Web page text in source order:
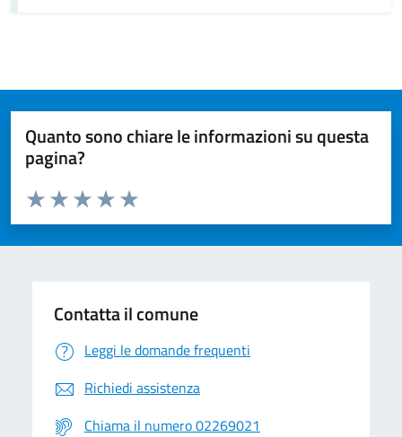
Quanto sono chiare le informazioni su questa
pagina?
Valuta da 1 a 5 stelle la pagina
Valuta 5 stelle su 5
Valuta 4 stelle su 5
Valuta 3 stelle su 5
Valuta 2 stelle su 5
Valuta 1 stelle su 5
Contatta il comune
Leggi le domande frequenti
Richiedi assistenza
Chiama il numero 02269021